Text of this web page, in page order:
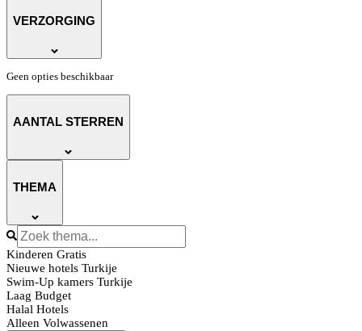
VERZORGING
Geen opties beschikbaar
AANTAL STERREN
THEMA
Kinderen Gratis
Nieuwe hotels Turkije
Swim-Up kamers Turkije
Laag Budget
Halal Hotels
Alleen Volwassenen